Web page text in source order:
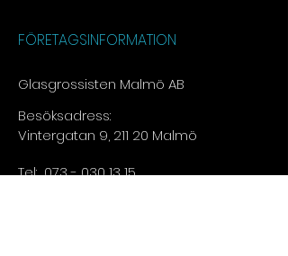
FÖRETAGSINFORMATION
Glasgrossisten Malmö AB
Besöksadress:
Vintergatan 9, 211 20 Malmö
Tel:073 - 030 13 15​